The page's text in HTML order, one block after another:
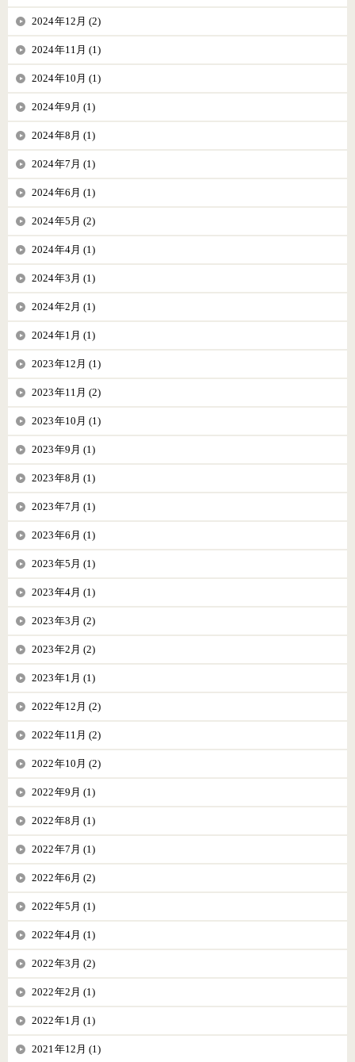
2024年12月 (2)
2024年11月 (1)
2024年10月 (1)
2024年9月 (1)
2024年8月 (1)
2024年7月 (1)
2024年6月 (1)
2024年5月 (2)
2024年4月 (1)
2024年3月 (1)
2024年2月 (1)
2024年1月 (1)
2023年12月 (1)
2023年11月 (2)
2023年10月 (1)
2023年9月 (1)
2023年8月 (1)
2023年7月 (1)
2023年6月 (1)
2023年5月 (1)
2023年4月 (1)
2023年3月 (2)
2023年2月 (2)
2023年1月 (1)
2022年12月 (2)
2022年11月 (2)
2022年10月 (2)
2022年9月 (1)
2022年8月 (1)
2022年7月 (1)
2022年6月 (2)
2022年5月 (1)
2022年4月 (1)
2022年3月 (2)
2022年2月 (1)
2022年1月 (1)
2021年12月 (1)